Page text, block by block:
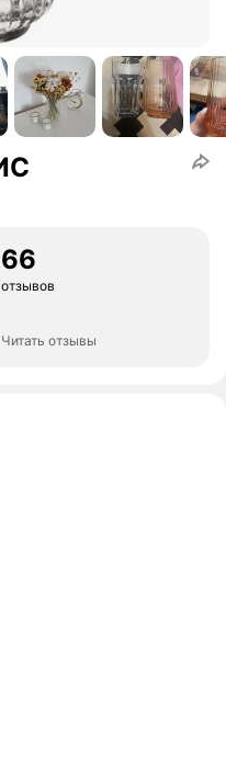
66
отзывов
Читать отзывы